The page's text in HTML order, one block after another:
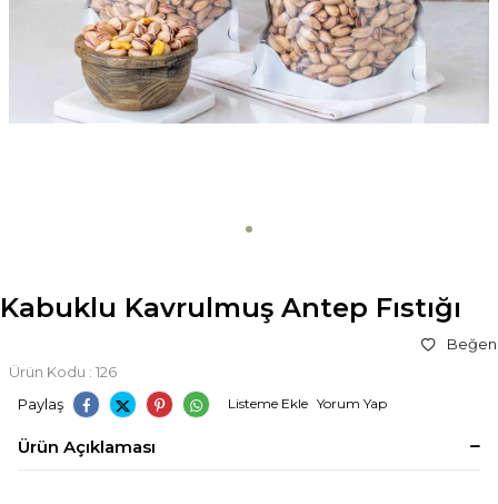
Kabuklu Kavrulmuş Antep Fıstığı
Beğen
Ürün Kodu : 126
Paylaş
Listeme Ekle Yorum Yap
Ürün Açıklaması